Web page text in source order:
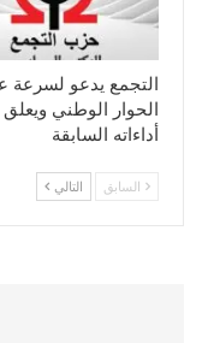
التجمع يدعو لسرعة
الحوار الوطني
أداءاته السابقة
السابق التالي